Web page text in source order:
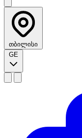
თბილისი
GE